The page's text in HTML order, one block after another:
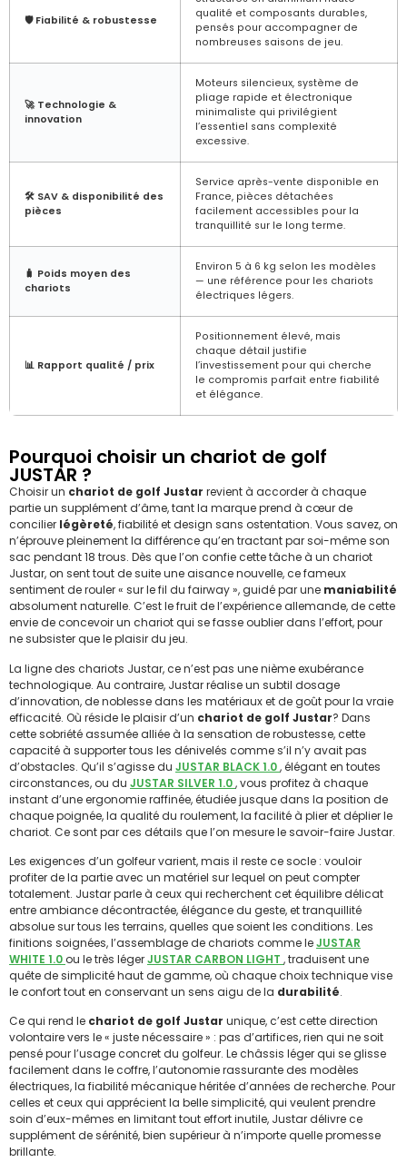
🛡️ Fiabilité & robustesse
qualité et composants durables,
pensés pour accompagner de
nombreuses saisons de jeu.
🚀 Technologie &
innovation
Moteurs silencieux, système de
pliage rapide et électronique
minimaliste qui privilégient
l’essentiel sans complexité
excessive.
🛠️ SAV & disponibilité des
pièces
Service après-vente disponible en
France, pièces détachées
facilement accessibles pour la
tranquillité sur le long terme.
🧳 Poids moyen des
chariots
Environ 5 à 6 kg selon les modèles
— une référence pour les chariots
électriques légers.
📊 Rapport qualité / prix
Positionnement élevé, mais
chaque détail justifie
l’investissement pour qui cherche
le compromis parfait entre fiabilité
et élégance.
Pourquoi choisir un chariot de golf
JUSTAR ?
Choisir un chariot de golf Justar revient à accorder à chaque
partie un supplément d’âme, tant la marque prend à cœur de
concilier légèreté, fiabilité et design sans ostentation. Vous savez, on
n’éprouve pleinement la différence qu’en tractant par soi-même son
sac pendant 18 trous. Dès que l’on confie cette tâche à un chariot
Justar, on sent tout de suite une aisance nouvelle, ce fameux
sentiment de rouler « sur le fil du fairway », guidé par une maniabilité
absolument naturelle. C’est le fruit de l’expérience allemande, de cette
envie de concevoir un chariot qui se fasse oublier dans l’effort, pour
ne subsister que le plaisir du jeu.
La ligne des chariots Justar, ce n’est pas une nième exubérance
technologique. Au contraire, Justar réalise un subtil dosage
d’innovation, de noblesse dans les matériaux et de goût pour la vraie
efficacité. Où réside le plaisir d’un chariot de golf Justar? Dans
cette sobriété assumée alliée à la sensation de robustesse, cette
capacité à supporter tous les dénivelés comme s’il n’y avait pas
d’obstacles. Qu’il s’agisse du JUSTAR BLACK 1.0, élégant en toutes
circonstances, ou du JUSTAR SILVER 1.0, vous profitez à chaque
instant d’une ergonomie raffinée, étudiée jusque dans la position de
chaque poignée, la qualité du roulement, la facilité à plier et déplier le
chariot. Ce sont par ces détails que l’on mesure le savoir-faire Justar.
Les exigences d’un golfeur varient, mais il reste ce socle : vouloir
profiter de la partie avec un matériel sur lequel on peut compter
totalement. Justar parle à ceux qui recherchent cet équilibre délicat
entre ambiance décontractée, élégance du geste, et tranquillité
absolue sur tous les terrains, quelles que soient les conditions. Les
finitions soignées, l’assemblage de chariots comme leJUSTAR
WHITE 1.0 ou le très légerJUSTAR CARBON LIGHT , traduisent une
quête de simplicité haut de gamme, où chaque choix technique vise
le confort tout en conservant un sens aigu de la durabilité.
Ce qui rend le chariot de golf Justar unique, c’est cette direction
volontaire vers le « juste nécessaire » : pas d’artifices, rien qui ne soit
pensé pour l’usage concret du golfeur. Le châssis léger qui se glisse
facilement dans le coffre, l’autonomie rassurante des modèles
électriques, la fiabilité mécanique héritée d’années de recherche. Pour
celles et ceux qui apprécient la belle simplicité, qui veulent prendre
soin d’eux-mêmes en limitant tout effort inutile, Justar délivre ce
supplément de sérénité, bien supérieur à n’importe quelle promesse
brillante.